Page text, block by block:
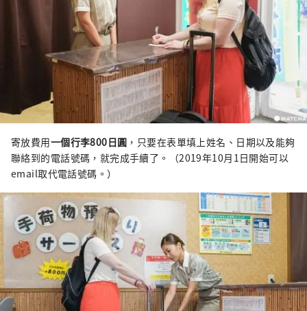
寄放費用一個行李800日圓 ，只要在表單填上姓名、日期以及能夠
聯絡到的電話號碼，就完成手續了。（2019年10月1日開始可以
email取代電話號碼。）